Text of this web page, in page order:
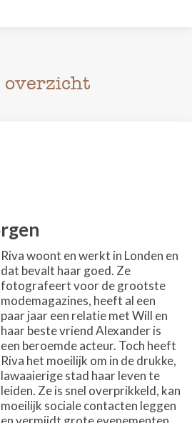
overzicht
Riva woont en werkt in Londen en
dat bevalt haar goed. Ze
fotografeert voor de grootste
modemagazines, heeft al een
paar jaar een relatie met Will en
haar beste vriend Alexander is
een beroemde acteur. Toch heeft
Riva het moeilijk om in de drukke,
lawaaierige stad haar leven te
leiden. Ze is snel overprikkeld, kan
moeilijk sociale contacten leggen